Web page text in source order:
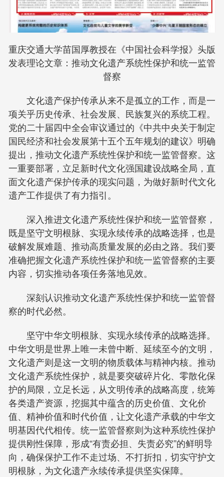
重庆交通大学苗国厚教授在《中国社会科学报》头版
发表理论文章：推动文化遗产系统性保护和统一监管
督察
文化遗产保护传承从来不是孤立的工作，而是一
项关乎历史传承、社会发展、民族复兴的系统工程。
党的二十届四中全会审议通过的《中共中央关于制定
国民经济和社会发展第十五个五年规划的建议》明确
提出，推动文化遗产系统性保护和统一监管督察。这
一重要部署，立足新时代文化强国建设战略全局，直
面文化遗产保护传承的现实问题，为做好新时代文化
遗产工作提供了有力指引。
深入推进文化遗产系统性保护和统一监管督察，
既是坚守文明根脉、实现永续传承的战略选择，也是
破解发展难题、推动高质量发展的必由之路。我们要
准确把握文化遗产系统性保护和统一监管督察的主要
内容，切实推动各项任务落地见效。
深刻认识推动文化遗产系统性保护和统一监管督
察的时代必然。
坚守中华文明根脉、实现永续传承的战略选择。
中华文明是世界上唯一未曾中断、延续至今的文明，
文化遗产则是这一文明的物质载体与精神内核。推动
文化遗产系统性保护，就是要突破碎片化、零散化保
护的局限，立足长远，从文明传承的战略高度，统筹
各类遗产资源，挖掘其中蕴含的历史价值、文化价
值、精神价值和时代价值，让文化遗产承载的中华文
明基因代代相传。统一监管督察则为这种系统性保护
提供刚性保障，形成“有责必担、失责必究”的鲜明导
向，确保保护工作不走过场、不打折扣，切实守护文
明根脉，为文化遗产永续传承提供坚实保障。